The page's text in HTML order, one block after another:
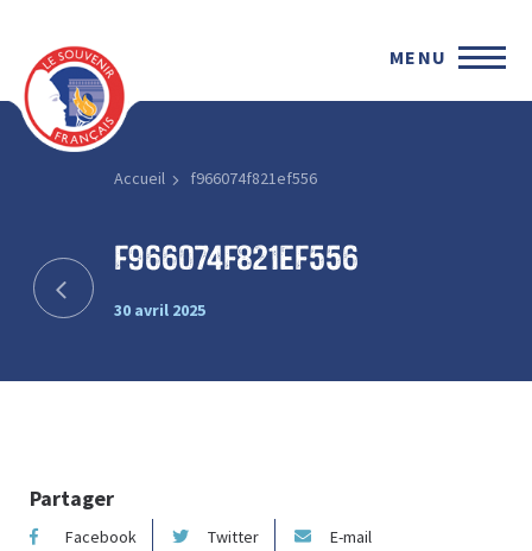
MENU
Accueil f966074f821ef556
f966074f821ef556
30 avril 2025
Partager
Facebook Twitter E-mail